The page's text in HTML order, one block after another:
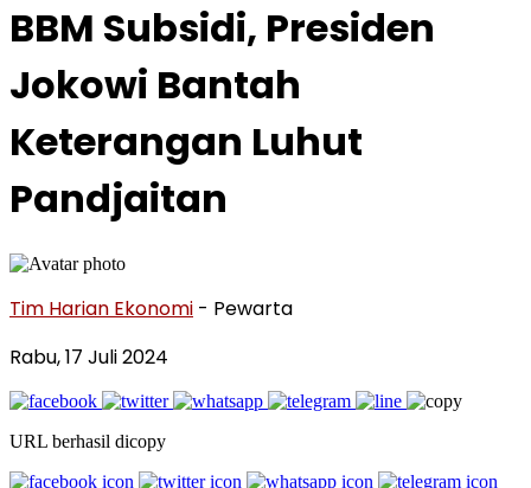
BBM Subsidi, Presiden
Jokowi Bantah
Keterangan Luhut
Pandjaitan
Tim Harian Ekonomi - Pewarta
Rabu, 17 Juli 2024
URL berhasil dicopy